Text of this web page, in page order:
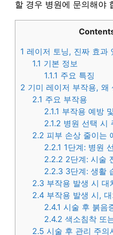
할 경우 병원에 문의해야
1 레이저 토닝, 진짜 효과
1.1 기본 정보
1.1.1 주요 특징
2 기미 레이저 부작용, 왜
2.1 주요 부작용
2.1.1 부작용 예방
2.1.2 병원 선택 시
2.2 피부 손상 줄이는
2.2.1 1단계: 병원
2.2.2 2단계: 시술
2.2.3 3단계: 생활
2.3 부작용 발생 시 대
2.4 부작용 발생 시,
2.4.1 시술 후 붉음
2.4.2 색소침착 또
2.5 시술 후 관리 주의